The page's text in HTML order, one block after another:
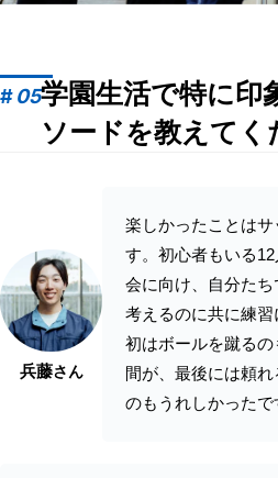
#05学園生活で特に印
ソードを教えてく
兵藤さん
楽しかったことは
す。初心者もいる
会に向け、自分た
考えるのに共に練
初はボールを蹴る
間が、最後には頼
のもうれしかったで